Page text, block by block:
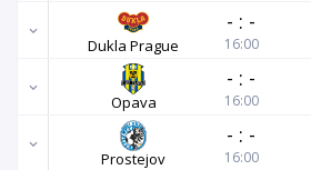
Dukla Prague
- : -
16:00
Opava
- : -
16:00
Prostejov
- : -
16:00